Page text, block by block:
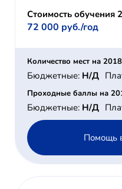
Стоимость обучения
72 000 руб./год
Количество мест на
Бюджетные: Н/Д
Проходные баллы на
Бюджетные: Н/Д
Помощь